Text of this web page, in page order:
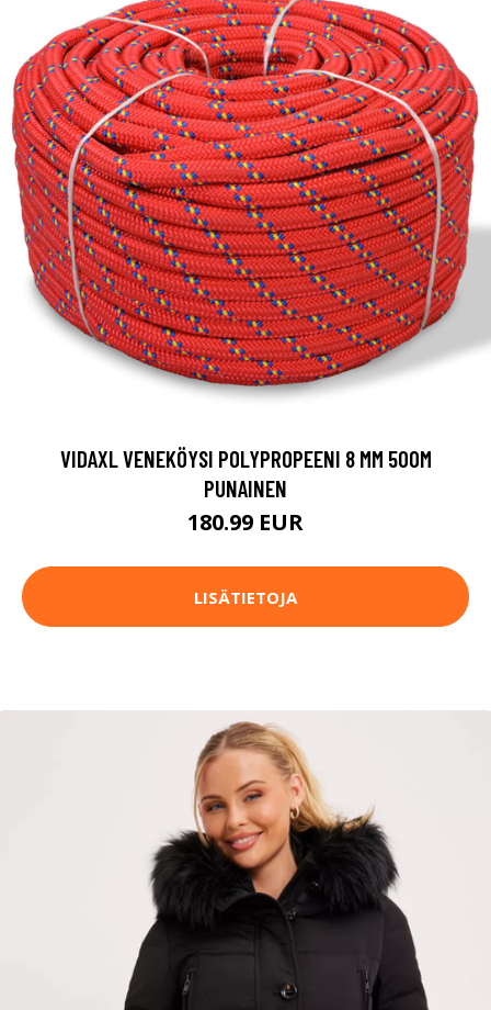
VIDAXL VENEKÖYSI POLYPROPEENI 8 MM 500M
PUNAINEN
180.99 EUR
LISÄTIETOJA